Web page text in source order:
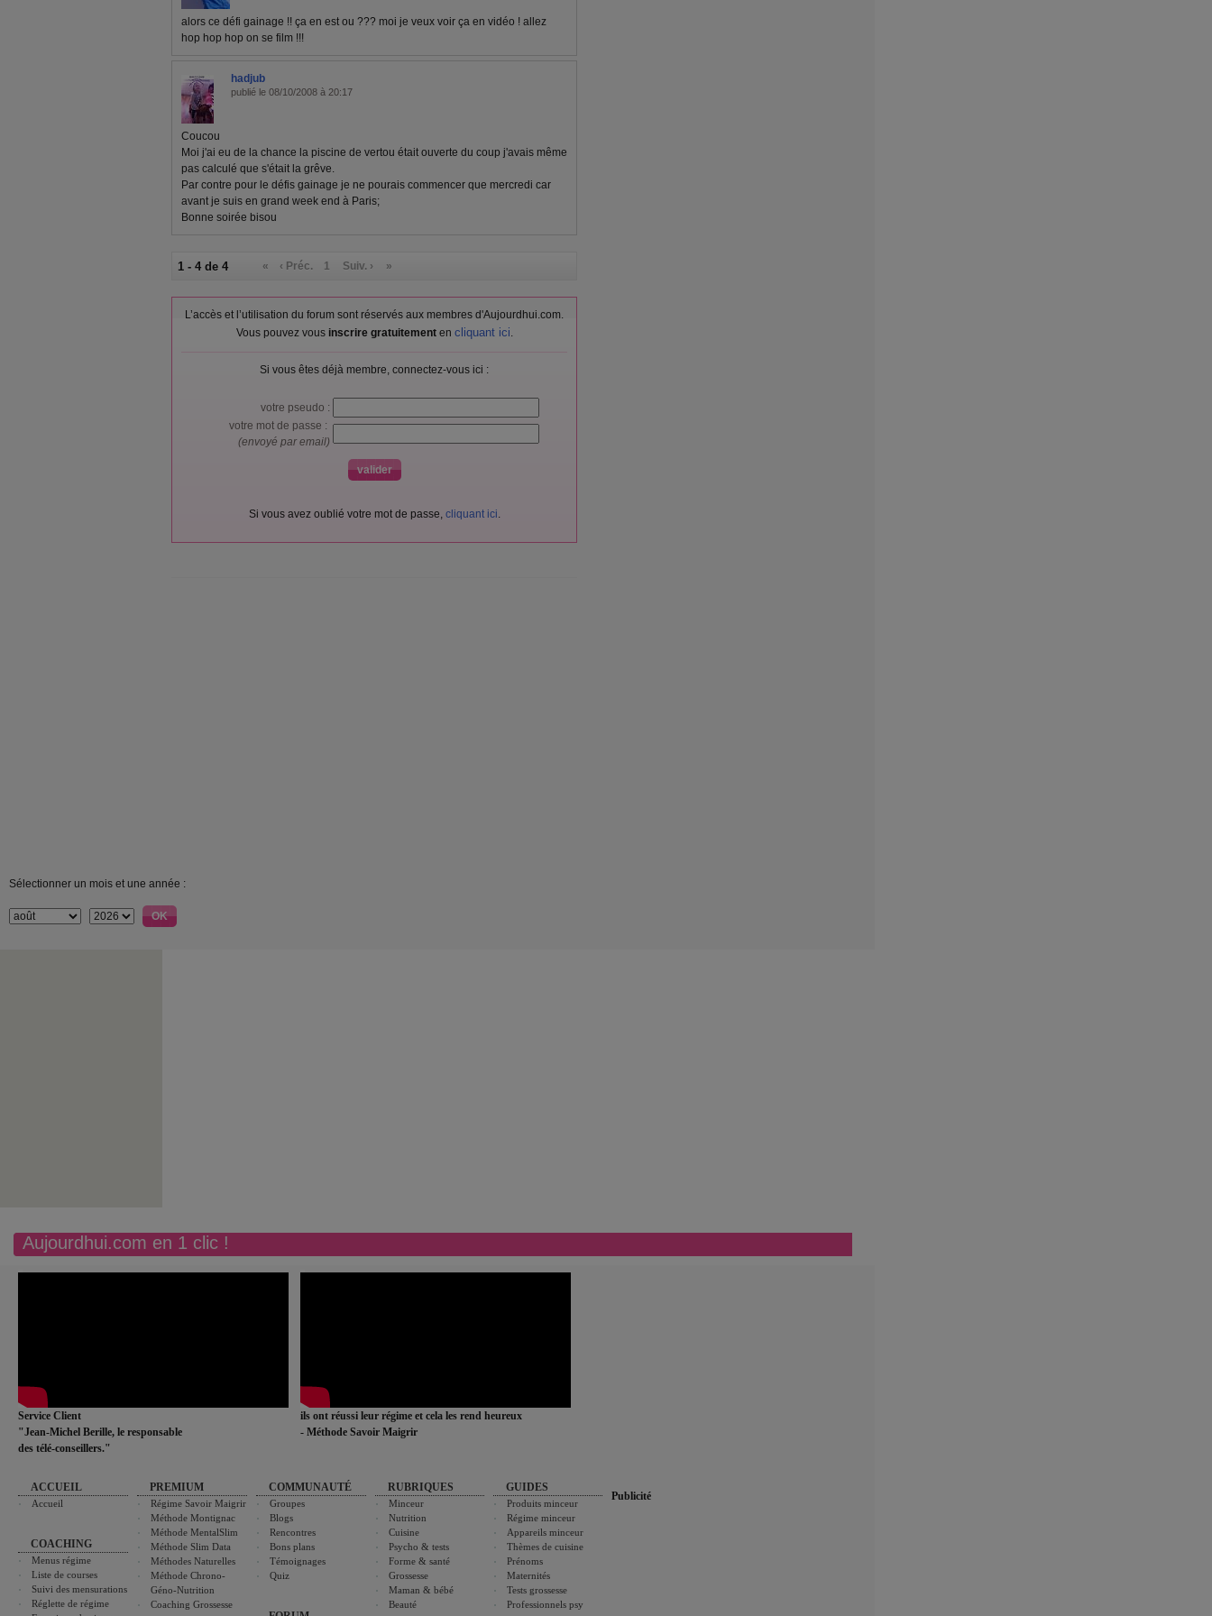
alors ce défi gainage !! ça en est ou ??? moi je veux voir ça en vidéo ! allez
hop hop hop on se film !!!
hadjub
publié le 08/10/2008 à 20:17
Coucou
Moi j'ai eu de la chance la piscine de vertou était ouverte du coup j'avais même
pas calculé que s'était la grêve.
Par contre pour le défis gainage je ne pourais commencer que mercredi car
avant je suis en grand week end à Paris;
Bonne soirée bisou
1 - 4 de 4 « ‹ Préc. 1 Suiv. › »
L’accès et l’utilisation du forum sont réservés aux membres d'Aujourdhui.com.
Vous pouvez vous inscrire gratuitementen cliquant ici.
Si vous êtes déjà membre, connectez-vous ici :
votre pseudo :
votre mot de passe :
(envoyé par email)
Si vous avez oublié votre mot de passe, cliquant ici.
Sélectionner un mois et une année :
Aujourdhui.com en 1 clic !
Service Client
"Jean-Michel Berille, le responsable
des télé-conseillers."
ils ont réussi leur régime et cela les rend heureux
- Méthode Savoir Maigrir
ACCUEIL
Accueil
COACHING
Menus régime
Liste de courses
Suivi des mensurations
Réglette de régime
PREMIUM
Régime Savoir Maigrir
Méthode Montignac
Méthode MentalSlim
Méthode Slim Data
Méthodes Naturelles
Méthode Chrono-
Géno-Nutrition
Coaching Grossesse
COMMUNAUTÉ
Groupes
Blogs
Rencontres
Bons plans
Témoignages
Quiz
RUBRIQUES
Minceur
Nutrition
Cuisine
Psycho & tests
Forme & santé
Grossesse
Maman & bébé
Beauté
GUIDES
Produits minceur
Régime minceur
Appareils minceur
Thèmes de cuisine
Prénoms
Maternités
Tests grossesse
Professionnels psy
Publicité